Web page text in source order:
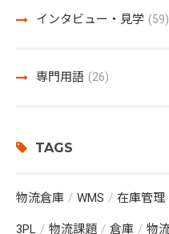
インタビュー・見学 (59)
専門用語 (26)
TAGS
物流倉庫 WMS 在庫管理
3PL 物流課題 倉庫 物